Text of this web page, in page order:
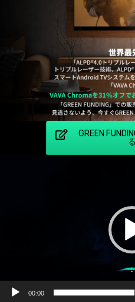
GREEN
る
00:00